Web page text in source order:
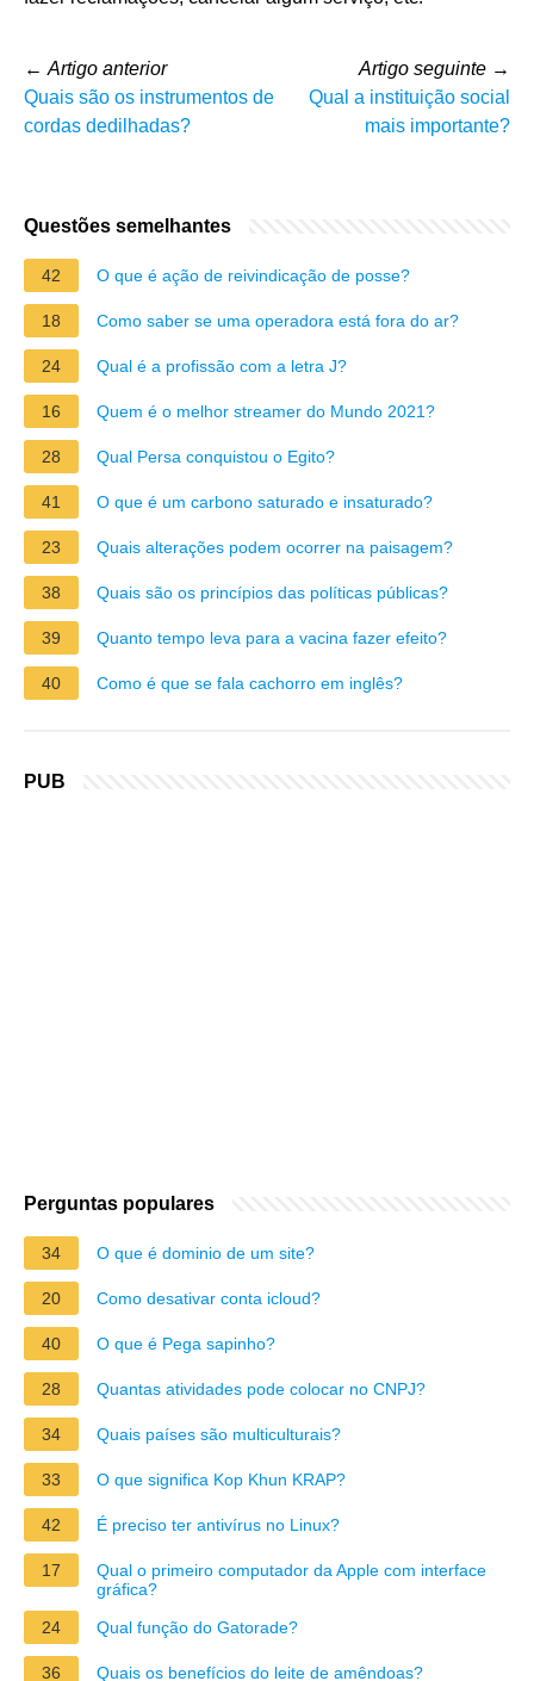
← Artigo anterior
Quais são os instrumentos de
cordas dedilhadas?
Artigo seguinte →
Qual a instituição social
mais importante?
Questões semelhantes
42 O que é ação de reivindicação de posse?
18 Como saber se uma operadora está fora do ar?
24 Qual é a profissão com a letra J?
16 Quem é o melhor streamer do Mundo 2021?
28 Qual Persa conquistou o Egito?
41 O que é um carbono saturado e insaturado?
23 Quais alterações podem ocorrer na paisagem?
38 Quais são os princípios das políticas públicas?
39 Quanto tempo leva para a vacina fazer efeito?
40 Como é que se fala cachorro em inglês?
PUB
Perguntas populares
34 O que é dominio de um site?
20 Como desativar conta icloud?
40 O que é Pega sapinho?
28 Quantas atividades pode colocar no CNPJ?
34 Quais países são multiculturais?
33 O que significa Kop Khun KRAP?
42 É preciso ter antivírus no Linux?
17
Qual o primeiro computador da Apple com interface
gráfica?
24
Qual função do Gatorade?
36 Quais os benefícios do leite de amêndoas?